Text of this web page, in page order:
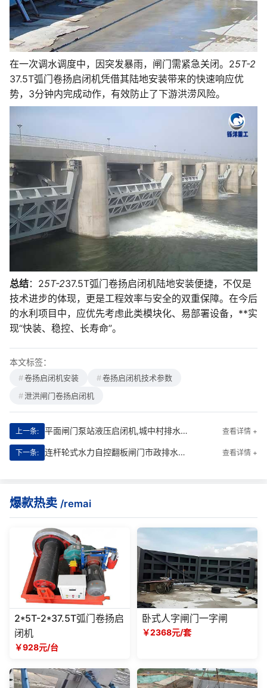
在一次调水调度中，因突发暴雨，闸门需紧急关闭。25T-2
37.5T弧门卷扬启闭机凭借其陆地安装带来的快速响应优
势，3分钟内完成动作，有效防止了下游洪涝风险。
总结：25T-237.5T弧门卷扬启闭机陆地安装便捷，不仅是
技术进步的体现，更是工程效率与安全的双重保障。在今后
的水利项目中，应优先考虑此类模块化、易部署设备，**实
现“快装、稳控、长寿命”。
本文标签：
卷扬启闭机安装
卷扬启闭机技术参数
泄洪闸门卷扬启闭机
上一条: 平面闸门泵站液压启闭机,城中村排水改造防腐防锈维护方案|智能守护型全生命周期解决方案 查看详情 +
下一条: 连杆轮式水力自控翻板闸门市政排水管网设备操作培训教程|智能启闭，**防洪的工程守护者 查看详情 +
爆款热卖 /remai
2*5T-2*37.5T弧门卷扬启
闭机
￥928元/台
卧式人字闸门一字闸
￥2368元/套